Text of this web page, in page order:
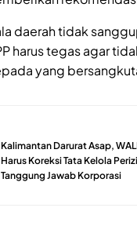
daerah tidak
harus tegas agar
yang
Kalimantan Darurat Asap,
Harus Koreksi Tata Kelola
Tanggung Jawab Korporasi